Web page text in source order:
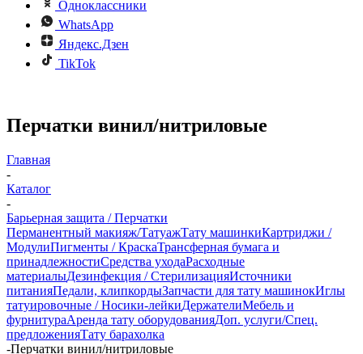
Одноклассники
WhatsApp
Яндекс.Дзен
TikTok
Перчатки винил/нитриловые
Главная
-
Каталог
-
Барьерная защита / Перчатки
Перманентный макияж/ТатуажТату машинкиКартриджи /
МодулиПигменты / КраскаТрансферная бумага и
принадлежностиСредства уходаРасходные
материалыДезинфекция / СтерилизацияИсточники
питанияПедали, клипкордыЗапчасти для тату машинокИглы
татуировочные / Носики-лейкиДержателиМебель и
фурнитураАренда тату оборудованияДоп. услуги/Спец.
предложенияТату барахолка
-Перчатки винил/нитриловые